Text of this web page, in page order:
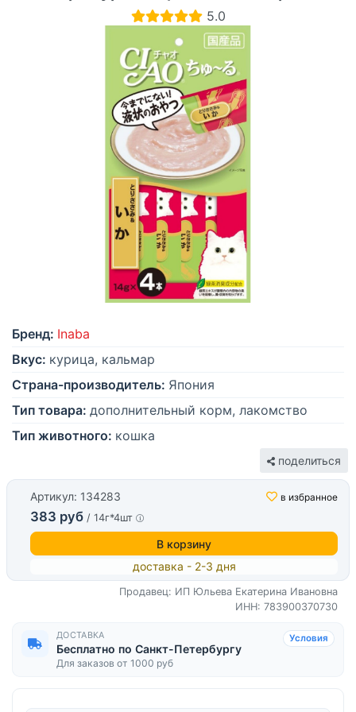
5.0
Бренд: Inaba
Вкус: курица, кальмар
Страна-производитель: Япония
Тип товара: дополнительный корм, лакомство
Тип животного: кошка
поделиться
Артикул: 134283 в избранное
383 руб / 14г*4шт
В корзину
доставка - 2-3 дня
Продавец: ИП Юльева Екатерина Ивановна
ИНН: 783900370730
ДОСТАВКА
Бесплатно по Санкт-Петербургу
Для заказов от 1000 руб
Условия